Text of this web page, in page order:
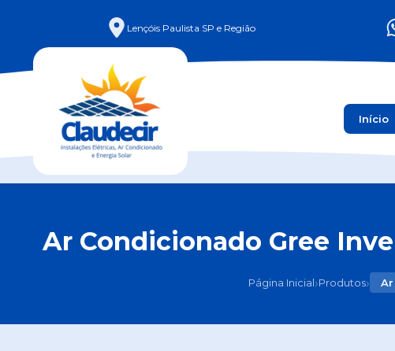
Lençóis Paulista SP e Região
Início
Ar Condicionado Gree
Página Inicial›Produtos›